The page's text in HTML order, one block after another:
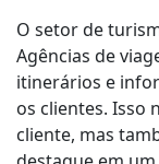
O setor de
Agências de
itinerários e
os clientes. Isso
cliente, mas